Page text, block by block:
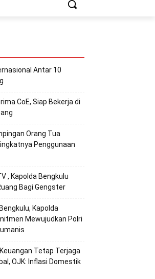
Antar 10
CoE, Siap Bekerja di
Orang Tua
Penggunaan
, Kapolda Bengkulu
Bagi Gengster
Kapolda
Mewujudkan Polri
Tetap Terjaga
OJK: Inflasi Domestik